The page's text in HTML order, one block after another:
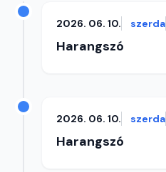
2026. 06. 10. szerda
Harangszó
2026. 06. 10. szerda
Harangszó